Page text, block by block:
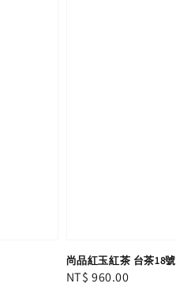
尚品紅玉紅茶 台茶18號
Regular
NT$ 960.00